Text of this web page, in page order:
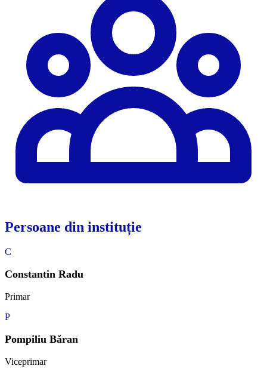
Persoane din instituție
C
Constantin Radu
Primar
P
Pompiliu Băran
Viceprimar